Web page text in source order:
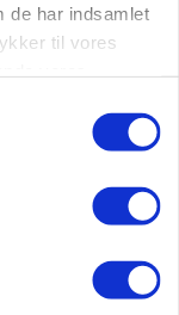
de har indsamlet
til vores